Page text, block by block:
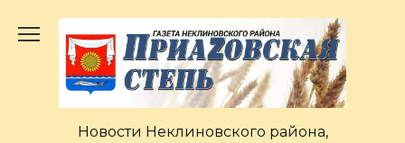
содержанию
Новости Неклиновского района,